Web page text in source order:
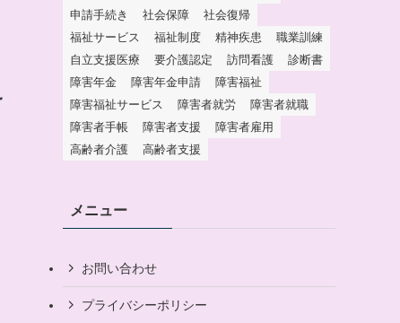
申請手続き
社会保障
社会復帰
福祉サービス
福祉制度 精神疾患
職業訓練
自立支援医療
要介護認定 訪問看護
診断書
障害年金
障害年金申請
障害福祉
障害福祉サービス
障害者就労
障害者就職
障害者手帳
障害者支援
障害者雇用
高齢者介護
高齢者支援
メニュー
お問い合わせ
プライバシーポリシー